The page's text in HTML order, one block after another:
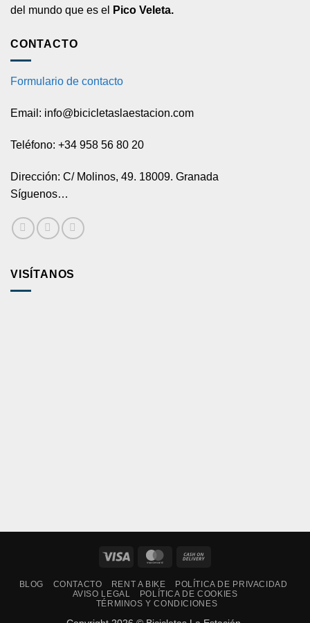
del mundo que es el
Pico Veleta.
CONTACTO
Formulario de contacto
Email: info@bicicletaslaestacion.com
Teléfono: +34 958 56 80 20
Dirección: C/ Molinos, 49. 18009. Granada
Síguenos…
VISÍTANOS
Visa MasterCard
Delivery
BLOG CONTACTO RENT A BIKE
POLÍTICA DE PRIVACIDAD
AVISO LEGAL
POLÍTICA DE COOKIES
TÉRMINOS Y CONDICIONES